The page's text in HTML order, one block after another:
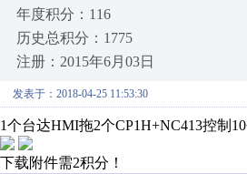
年度积分：116
历史总积分：1775
注册：2015年6月03日
发表于：2018-04-25 11:53:30
1个台达HMI拖2个CP1H+NC413控制
下载附件需2积分！